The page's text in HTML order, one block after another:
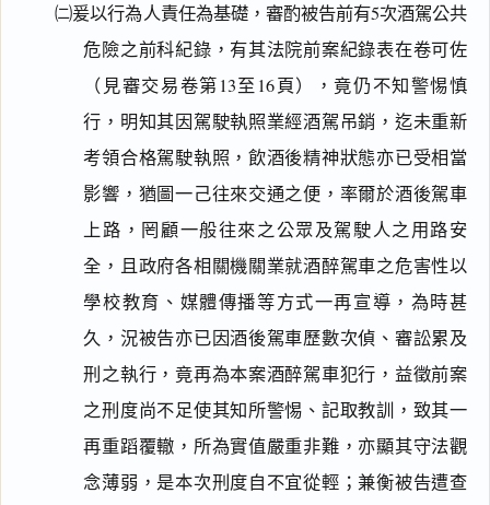
㈡爰以行為人責任為基礎，審酌被告前有5次酒駕公共
危險之前科紀錄，有其法院前案紀錄表在卷可佐
（見審交易卷第13至16頁），竟仍不知警惕慎
行，明知其因駕駛執照業經酒駕吊銷，迄未重新
考領合格駕駛執照，飲酒後精神狀態亦已受相當
影響，猶圖一己往來交通之便，率爾於酒後駕車
上路，罔顧一般往來之公眾及駕駛人之用路安
全，且政府各相關機關業就酒醉駕車之危害性以
學校教育、媒體傳播等方式一再宣導，為時甚
久，況被告亦已因酒後駕車歷數次偵、審訟累及
刑之執行，竟再為本案酒醉駕車犯行，益徵前案
之刑度尚不足使其知所警惕、記取教訓，致其一
再重蹈覆轍，所為實值嚴重非難，亦顯其守法觀
念薄弱，是本次刑度自不宜從輕；兼衡被告遭查